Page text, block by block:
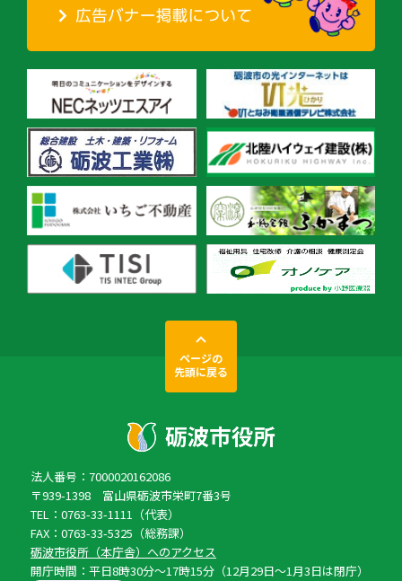
ページの
先頭に戻る
法人番号：7000020162086
〒939-1398 富山県砺波市栄町7番3号
TEL：0763-33-1111（代表）
FAX：0763-33-5325（総務課）
砺波市役所（本庁舎）へのアクセス
開庁時間：平日8時30分〜17時15分（12月29日〜1月3日は閉庁）